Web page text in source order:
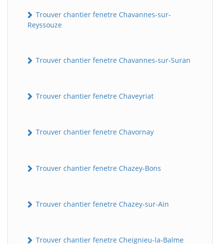
Trouver chantier fenetre Chavannes-sur-
Reyssouze
Trouver chantier fenetre Chavannes-sur-Suran
Trouver chantier fenetre Chaveyriat
Trouver chantier fenetre Chavornay
Trouver chantier fenetre Chazey-Bons
Trouver chantier fenetre Chazey-sur-Ain
Trouver chantier fenetre Cheignieu-la-Balme